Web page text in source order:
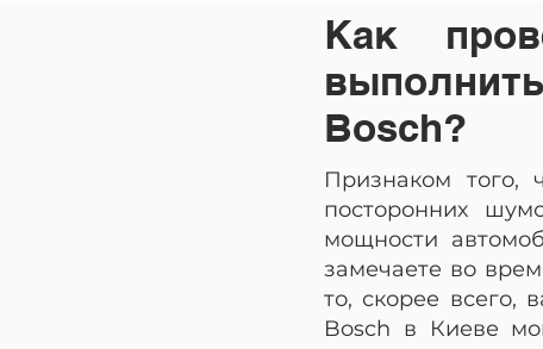
Как
Bosch?
Признаком того,
посторонних
мощности
замечаете во
то, скорее всего,
Bosch в Киеве